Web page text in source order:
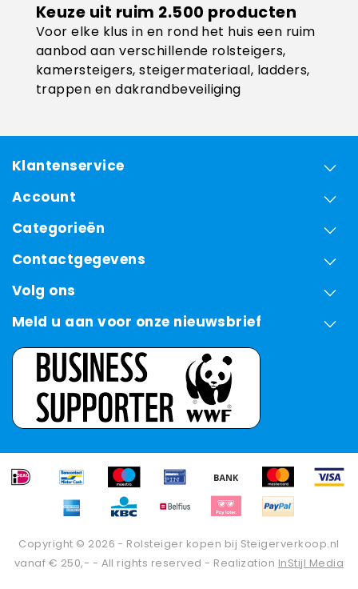
Keuze uit ruim 2.500 producten
Voor elke klus in en rond het huis een ruim
aanbod aan verschillende rolsteigers,
kamersteigers, steigermateriaal, ladders,
trappen en dakrandbeveiliging
Klantenservice
Account
Categorieën
Contactgegevens
Volg ons
Meld u aan voor onze nieuwsbrief
Copyright © 2026 - Rolsteiger kopen bij Steigerverkoop.nl
vanaf € 250,- - All rights reserved - Realization InStijl Media